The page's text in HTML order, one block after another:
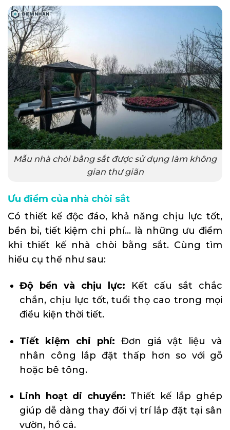
Mẫu nhà chòi bằng sắt được sử dụng làm không
gian thư giãn
Ưu điểm của nhà chòi sắt
Có thiết kế độc đáo, khả năng chịu lực tốt,
bền bỉ, tiết kiệm chi phí… là những ưu điểm
khi thiết kế nhà chòi bằng sắt. Cùng tìm
hiểu cụ thể như sau:
Độ bền và chịu lực: Kết cấu sắt chắc
chắn, chịu lực tốt, tuổi thọ cao trong mọi
điều kiện thời tiết.
Tiết kiệm chi phí: Đơn giá vật liệu và
nhân công lắp đặt thấp hơn so với gỗ
hoặc bê tông.
Linh hoạt di chuyển: Thiết kế lắp ghép
giúp dễ dàng thay đổi vị trí lắp đặt tại sân
vườn, hồ cá.